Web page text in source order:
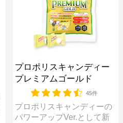
プロポリスキャンディー
プレミアムゴールド
45件
プロポリスキャンディーの
パワーアップVer.として新